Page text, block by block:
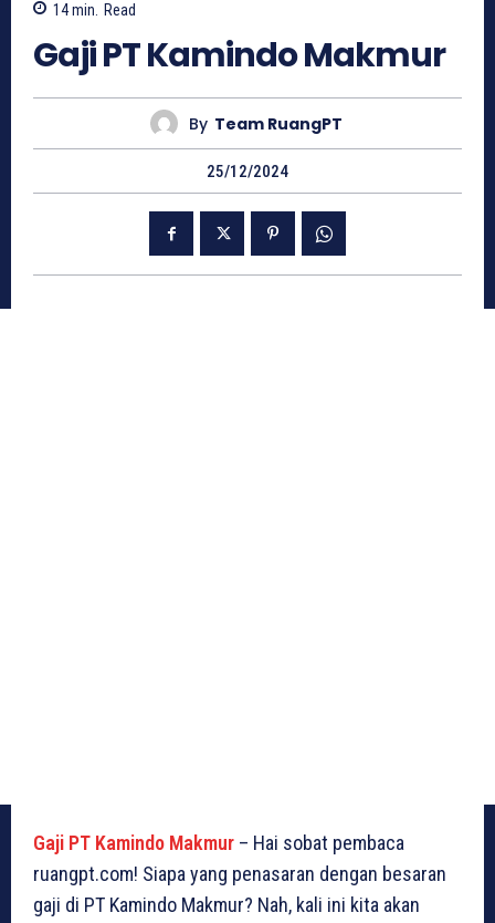
14min. Read
Gaji PT Kamindo Makmur
By Team RuangPT
25/12/2024
Gaji PT Kamindo Makmur – Hai sobat pembaca
ruangpt.com! Siapa yang penasaran dengan besaran
gaji di PT Kamindo Makmur? Nah, kali ini kita akan